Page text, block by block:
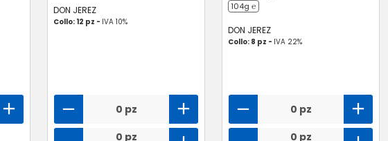
DON JEREZ
Collo: 12 pz - IVA 10%
0 pz
0 pz
104g ℮
DON JEREZ
Collo: 8 pz - IVA 22%
0 pz
0 pz